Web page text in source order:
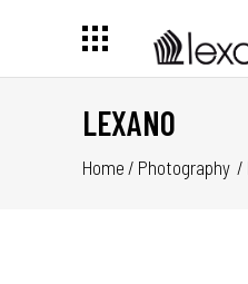
LEXANO
Home / Photography /